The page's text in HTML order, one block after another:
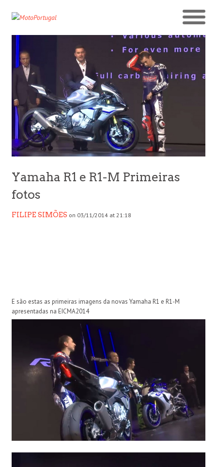
Yamaha R1 e R1-M Primeiras
fotos
FILIPE SIMÕES on 03/11/2014 at 21:18
E são estas as primeiras imagens da novas Yamaha R1 e R1-M
apresentadas na EICMA2014